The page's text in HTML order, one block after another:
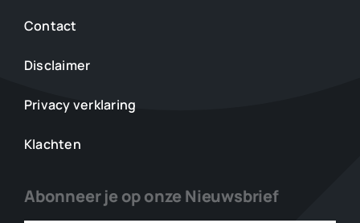
Contact
Disclaimer
Privacy verklaring
Klachten
Abonneer je op onze Nieuwsbrief